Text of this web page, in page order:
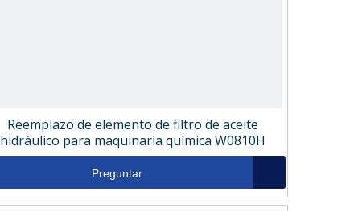
Reemplazo de elemento de filtro de aceite
hidráulico para maquinaria química W0810H
Preguntar